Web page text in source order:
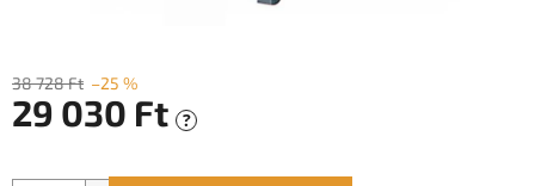
38 728 Ft –25 %
29 030 Ft ?